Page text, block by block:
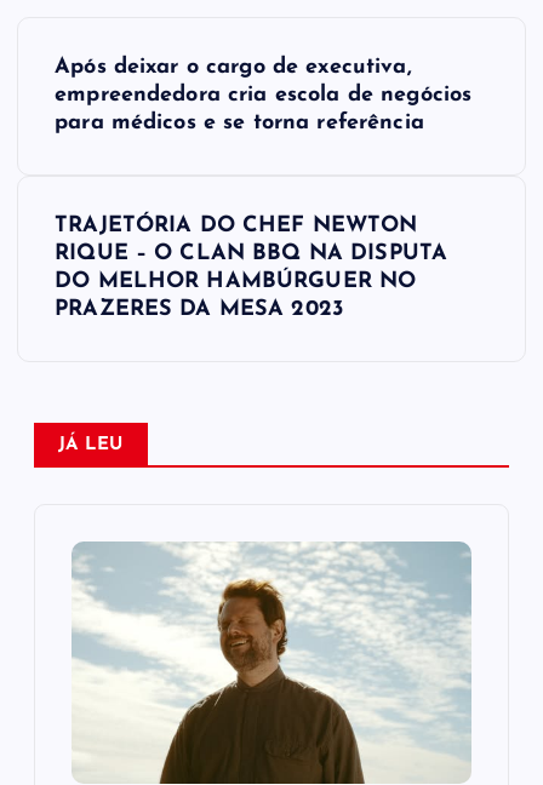
ã
Após deixar o cargo de executiva,
empreendedora cria escola de negócios
para médicos e se torna referência
TRAJETÓRIA DO CHEF NEWTON
RIQUE – O CLAN BBQ NA DISPUTA
DO MELHOR HAMBÚRGUER NO
PRAZERES DA MESA 2023
JÁ LEU